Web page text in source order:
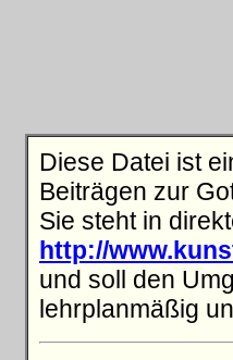
Diese Datei ist
Beiträgen zur
Sie steht in
http://
und soll den
lehrplanmäßig